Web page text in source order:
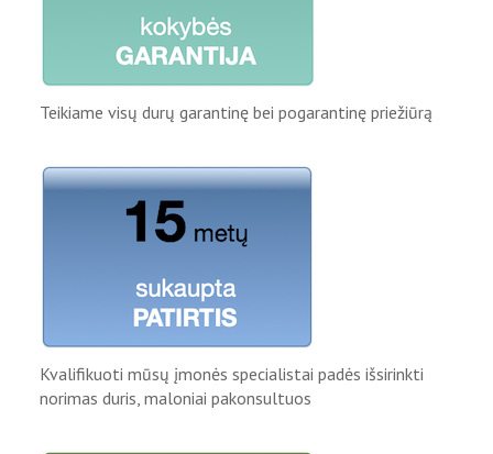
Teikiame visų durų garantinę bei pogarantinę priežiūrą
Kvalifikuoti mūsų įmonės specialistai padės išsirinkti
norimas duris, maloniai pakonsultuos